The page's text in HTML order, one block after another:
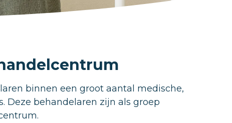
binnen een groot aantal medische,
Deze behandelaren zijn als groep